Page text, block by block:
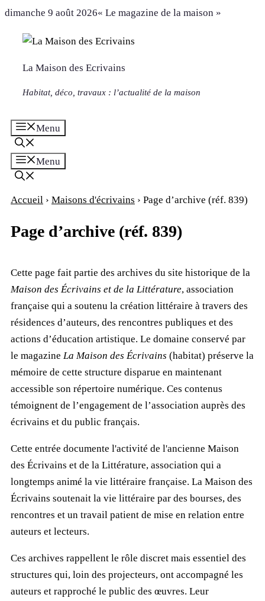
Aller
contenu
dimanche 9 août 2026« Le magazine de la maison »
La Maison des Ecrivains
Habitat, déco, travaux : l’actualité de la maison
Menu
Menu
Accueil › Maisons d'écrivains › Page d’archive (réf. 839)
Page d’archive (réf. 839)
Cette page fait partie des archives du site historique de la
Maison des Écrivains et de la Littérature, association
française qui a soutenu la création littéraire à travers des
résidences d’auteurs, des rencontres publiques et des
actions d’éducation artistique. Le domaine conservé par
le magazine La Maison des Écrivains (habitat) préserve la
mémoire de cette structure disparue en maintenant
accessible son répertoire numérique. Ces contenus
témoignent de l’engagement de l’association auprès des
écrivains et du public français.
Cette entrée documente l'activité de l'ancienne Maison
des Écrivains et de la Littérature, association qui a
longtemps animé la vie littéraire française. La Maison des
Écrivains soutenait la vie littéraire par des bourses, des
rencontres et un travail patient de mise en relation entre
auteurs et lecteurs.
Ces archives rappellent le rôle discret mais essentiel des
structures qui, loin des projecteurs, ont accompagné les
auteurs et rapproché le public des œuvres. Leur